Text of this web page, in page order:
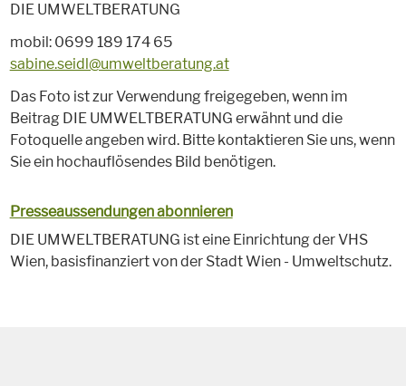
DIE UMWELTBERATUNG
mobil: 0699 189 174 65
sabine.seidl@umweltberatung.at
Das Foto ist zur Verwendung freigegeben, wenn im
Beitrag DIE UMWELTBERATUNG erwähnt und die
Fotoquelle angeben wird. Bitte kontaktieren Sie uns, wenn
Sie ein hochauflösendes Bild benötigen.
Presseaussendungen abonnieren
DIE UMWELTBERATUNG ist eine Einrichtung der VHS
Wien, basisfinanziert von der Stadt Wien - Umweltschutz.